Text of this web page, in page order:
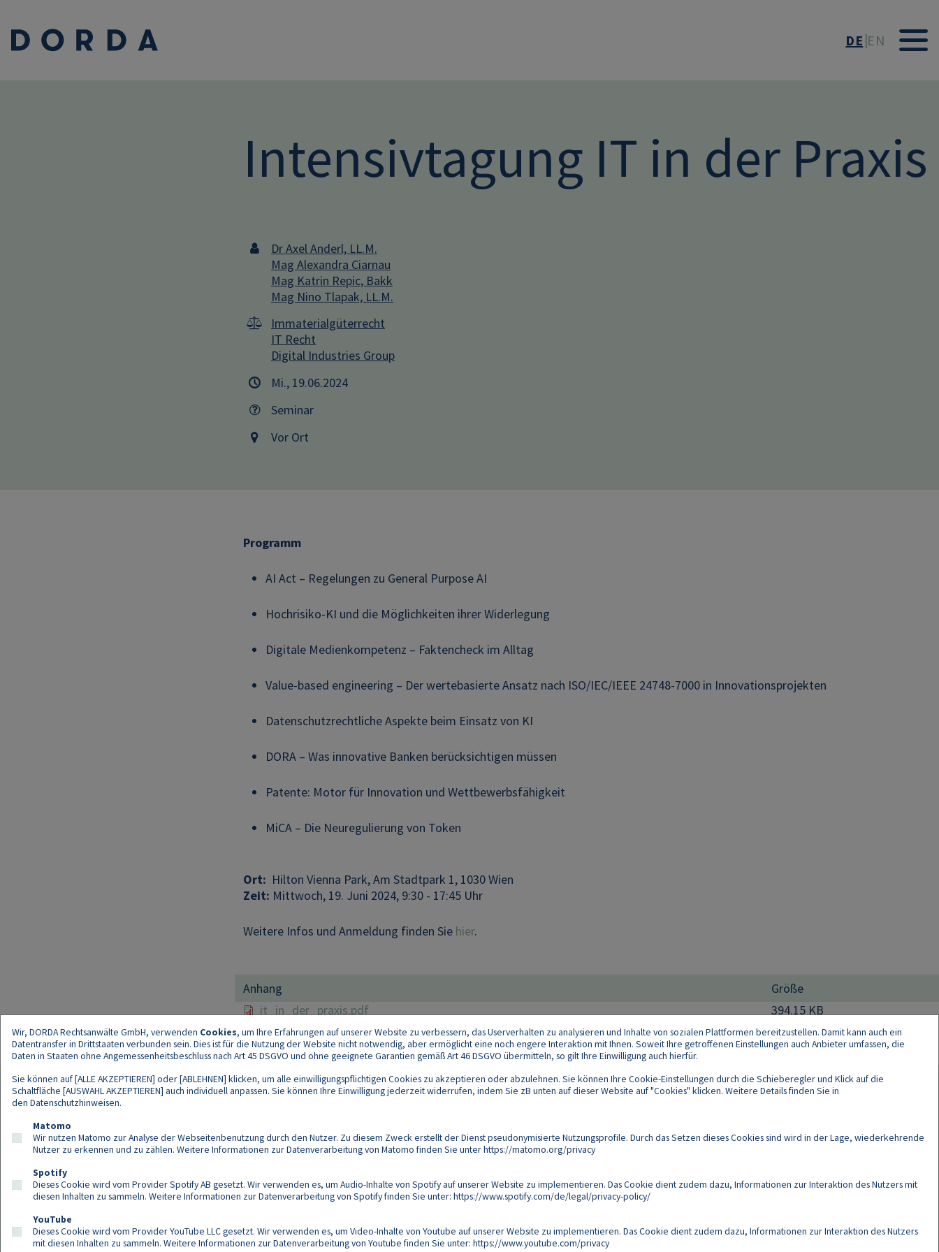
DE EN
Intensivtagung IT in der Praxis
Dr Axel Anderl, LL.M.
Mag Alexandra Ciarnau
Mag Katrin Repic, Bakk
Mag Nino Tlapak, LL.M.
Immaterialgüterrecht
IT Recht
Digital Industries Group
Mi., 19.06.2024
Seminar
Vor Ort
Programm
AI Act – Regelungen zu General Purpose AI
Hochrisiko-KI und die Möglichkeiten ihrer Widerlegung
Digitale Medienkompetenz – Faktencheck im Alltag
Value-based engineering – Der wertebasierte Ansatz nach ISO/IEC/IEEE 24748-7000 in Innovationsprojekten
Datenschutzrechtliche Aspekte beim Einsatz von KI
DORA – Was innovative Banken berücksichtigen müssen
Patente: Motor für Innovation und Wettbewerbsfähigkeit
MiCA – Die Neuregulierung von Token
Ort: Hilton Vienna Park, Am Stadtpark 1, 1030 Wien
Zeit: Mittwoch, 19. Juni 2024, 9:30 - 17:45 Uhr
Weitere Infos und Anmeldung finden Sie hier.
Anhang
Größe
File it_in_der_praxis.pdf 394.15 KB
Footer
Wir, DORDA Rechtsanwälte GmbH, verwenden Cookies, um Ihre Erfahrungen auf unserer Website zu verbessern, das Userverhalten zu analysieren und Inhalte von sozialen Plattformen bereitzustellen. Damit kann auch ein
Datentransfer in Drittstaaten verbunden sein. Dies ist für die Nutzung der Website nicht notwendig, aber ermöglicht eine noch engere Interaktion mit Ihnen. Soweit Ihre getroffenen Einstellungen auch Anbieter umfassen, die
Daten in Staaten ohne Angemessenheitsbeschluss nach Art 45 DSGVO und ohne geeignete Garantien gemäß Art 46 DSGVO übermitteln, so gilt Ihre Einwilligung auch hierfür.
Sie können auf [ALLE AKZEPTIEREN] oder [ABLEHNEN] klicken, um alle einwilligungspflichtigen Cookies zu akzeptieren oder abzulehnen. Sie können Ihre Cookie-Einstellungen durch die Schieberegler und Klick auf die
Schaltfläche [AUSWAHL AKZEPTIEREN] auch individuell anpassen. Sie können Ihre Einwilligung jederzeit widerrufen, indem Sie zB unten auf dieser Website auf "Cookies" klicken. Weitere Details finden Sie in
den Datenschutzhinweisen.
Matomo
Wir nutzen Matomo zur Analyse der Webseitenbenutzung durch den Nutzer. Zu diesem Zweck erstellt der Dienst pseudonymisierte Nutzungsprofile. Durch das Setzen dieses Cookies sind wird in der Lage, wiederkehrende
Nutzer zu erkennen und zu zählen. Weitere Informationen zur Datenverarbeitung von Matomo finden Sie unterhttps://matomo.org/privacy
Spotify
Dieses Cookie wird vom Provider Spotify AB gesetzt. Wir verwenden es, um Audio-Inhalte von Spotify auf unserer Website zu implementieren. Das Cookie dient zudem dazu, Informationen zur Interaktion des Nutzers mit
diesen Inhalten zu sammeln. Weitere Informationen zur Datenverarbeitung von Spotify finden Sie unter: https://www.spotify.com/de/legal/privacy-policy/
YouTube
Dieses Cookie wird vom Provider YouTube LLC gesetzt. Wir verwenden es, um Video-Inhalte von Youtube auf unserer Website zu implementieren. Das Cookie dient zudem dazu, Informationen zur Interaktion des Nutzers
mit diesen Inhalten zu sammeln. Weitere Informationen zur Datenverarbeitung von Youtube finden Sie unter: https://www.youtube.com/privacy
Follow us on:
Copyright 2026